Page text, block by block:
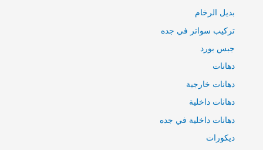
بديل الرخام
تركيب سواتر في جده
جبس بورد
دهانات
دهانات خارجية
دهانات داخلية
دهانات داخلية في جده
ديكورات